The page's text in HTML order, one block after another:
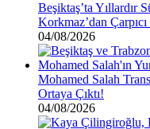
Beşiktaş’ta Yıllardır
Korkmaz’dan
04/08/2026
Mohamed Salah
Ortaya Çıktı!
04/08/2026